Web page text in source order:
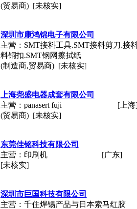
(贸易商) [未核实]
深圳市康鸿锦电子有限公司
主营：SMT接料工具.SMT接料剪刀.接
料铜扣.SMT钢网擦拭纸
(制造商,贸易商) [未核实]
上海尧盛电器成套有限公司
主营：panasert fuji
(贸易商) [未核实]
[上
东莞佳铭科技有限公司
主营：印刷机
[未核实]
[广东]
深圳市巨国科技有限公司
主营：千住焊锡产品与日本索马红胶